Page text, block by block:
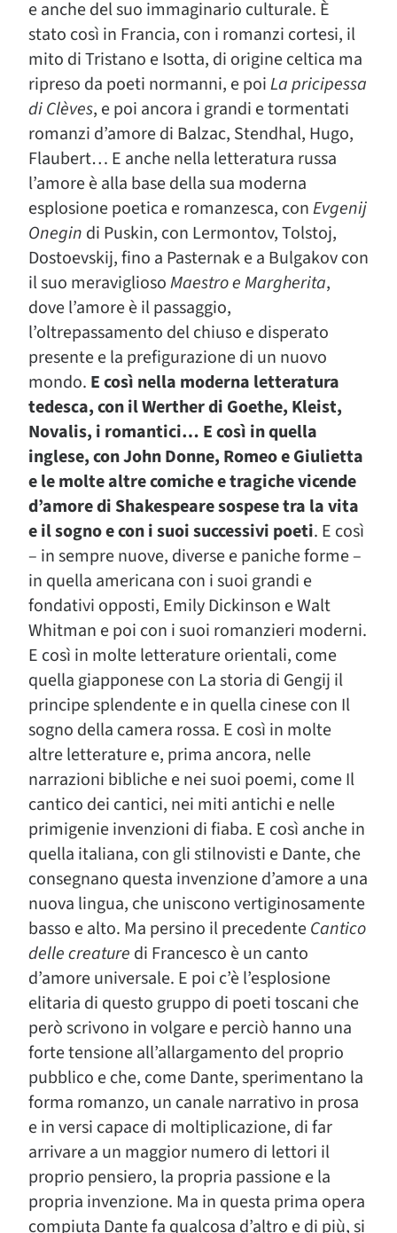
e anche del suo immaginario culturale. È
stato così in Francia, con i romanzi cortesi, il
mito di Tristano e Isotta, di origine celtica ma
ripreso da poeti normanni, e poiLa pricipessa
di Clèves, e poi ancora i grandi e tormentati
romanzi d’amore di Balzac, Stendhal, Hugo,
Flaubert… E anche nella letteratura russa
l’amore è alla base della sua moderna
esplosione poetica e romanzesca, conEvgenij
Onegin di Puskin, con Lermontov, Tolstoj,
Dostoevskij, fino a Pasternak e a Bulgakov con
il suo meravigliosoMaestro e Margherita,
dove l’amore è il passaggio,
l’oltrepassamento del chiuso e disperato
presente e la prefigurazione di un nuovo
mondo. E così nella moderna letteratura
tedesca, con il Werther di Goethe, Kleist,
Novalis, i romantici… E così in quella
inglese, con John Donne, Romeo e Giulietta
e le molte altre comiche e tragiche vicende
d’amore di Shakespeare sospese tra la vita
e il sogno e con i suoi successivi poeti. E così
– in sempre nuove, diverse e paniche forme –
in quella americana con i suoi grandi e
fondativi opposti, Emily Dickinson e Walt
Whitman e poi con i suoi romanzieri moderni.
E così in molte letterature orientali, come
quella giapponese con La storia di Gengij il
principe splendente e in quella cinese con Il
sogno della camera rossa. E così in molte
altre letterature e, prima ancora, nelle
narrazioni bibliche e nei suoi poemi, come Il
cantico dei cantici, nei miti antichi e nelle
primigenie invenzioni di fiaba. E così anche in
quella italiana, con gli stilnovisti e Dante, che
consegnano questa invenzione d’amore a una
nuova lingua, che uniscono vertiginosamente
basso e alto. Ma persino il precedenteCantico
delle creature di Francesco è un canto
d’amore universale. E poi c’è l’esplosione
elitaria di questo gruppo di poeti toscani che
però scrivono in volgare e perciò hanno una
forte tensione all’allargamento del proprio
pubblico e che, come Dante, sperimentano la
forma romanzo, un canale narrativo in prosa
e in versi capace di moltiplicazione, di far
arrivare a un maggior numero di lettori il
proprio pensiero, la propria passione e la
propria invenzione. Ma in questa prima opera
compiuta Dante fa qualcosa d’altro e di più, si